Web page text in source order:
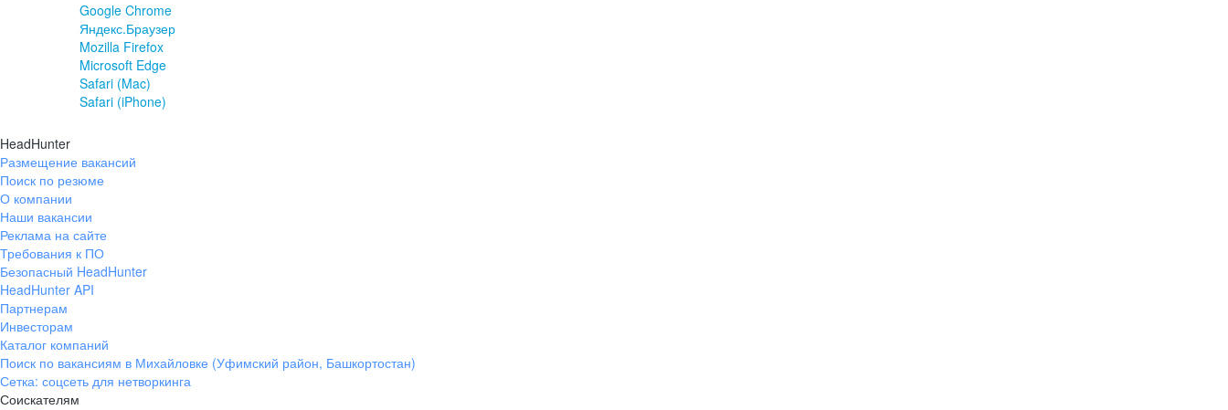
Google Chrome
Яндекс.Браузер
Mozilla Firefox
Microsoft Edge
Safari (Mac)
Safari (iPhone)
HeadHunter
Размещение вакансий
Поиск по резюме
О компании
Наши вакансии
Реклама на сайте
Требования к ПО
Безопасный HeadHunter
HeadHunter API
Партнерам
Инвесторам
Каталог компаний
Поиск по вакансиям в Михайловке (Уфимский район, Башкортостан)
Сетка: соцсеть для нетворкинга
Соискателям